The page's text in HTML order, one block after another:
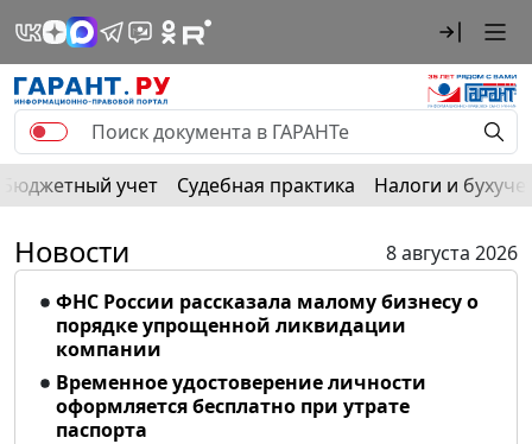
Бюджетный учет Судебная практика Налоги и
Новости
8 августа 2026
ФНС России рассказала малому бизнесу о
порядке упрощенной ликвидации
компании
Временное удостоверение личности
оформляется бесплатно при утрате
паспорта